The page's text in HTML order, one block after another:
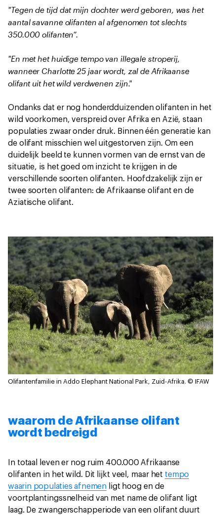
"Tegen de tijd dat mijn dochter werd geboren, was het
aantal savanne olifanten al afgenomen tot slechts
350.000 olifanten”.
"En met het huidige tempo van illegale stroperij,
wanneer Charlotte 25 jaar wordt, zal de Afrikaanse
olifant uit het wild verdwenen zijn."
Ondanks dat er nog honderdduizenden olifanten in het
wild voorkomen, verspreid over Afrika en Azië, staan
populaties zwaar onder druk. Binnen één generatie kan
de olifant misschien wel uitgestorven zijn. Om een
duidelijk beeld te kunnen vormen van de ernst van de
situatie, is het goed om inzicht te krijgen in de
verschillende soorten olifanten. Hoofdzakelijk zijn er
twee soorten olifanten: de Afrikaanse olifant en de
Aziatische olifant.
Olifantenfamilie in Addo Elephant National Park, Zuid-Afrika. © IFAW
waarom de Afrikaanse olifant
wordt bedreigd
In totaal leven er nog ruim 400.000 Afrikaanse
olifanten in het wild. Dit lijkt veel, maar het tempo
waarin populaties afnemen ligt hoog en de
voortplantingssnelheid van met name de olifant ligt
laag. De zwangerschapperiode van een olifant duurt